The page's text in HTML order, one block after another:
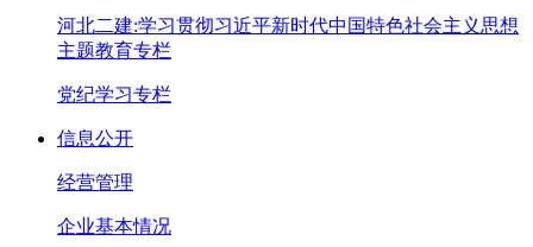
河北二建:学习贯彻习近平新时代中国特色社会主义思想
主题教育专栏
党纪学习专栏
信息公开
经营管理
企业基本情况